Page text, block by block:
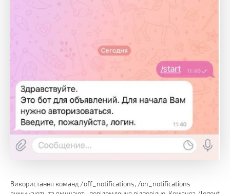
Використання команд /off_notifications, /on_notifications